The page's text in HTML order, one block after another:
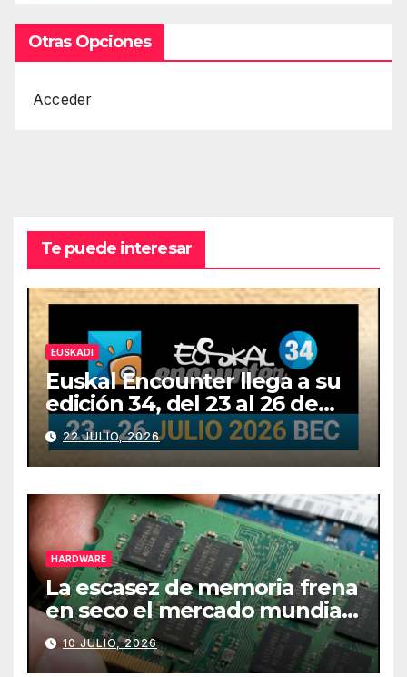
Otras Opciones
Acceder
Te puede interesar
EUSKADI
Euskal Encounter llega a su
edición 34, del 23 al 26 de
julio
22 JULIO, 2026
HARDWARE
La escasez de memoria frena
en seco el mercado mundial
de PCs
10 JULIO, 2026